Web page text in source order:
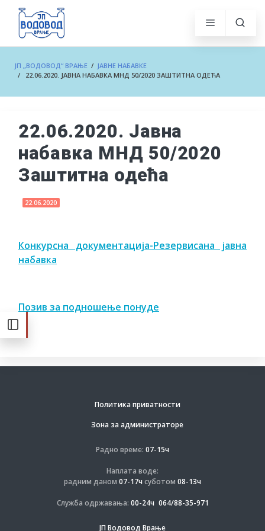
ЈП „ВОДОВОД“ ВРАЊЕ / ЈАВНЕ НАБАВКЕ
/ 22.06.2020. ЈАВНА НАБАВКА МНД 50/2020 ЗАШТИТНА ОДЕЋА
22.06.2020. Јавна
набавка МНД 50/2020
Заштитна одећа
22.06.2020
Конкурсна документација-Резервисана јавна
набавка
Позив за подношење понуде
Политика приватности
Зона за администраторе
Радно време: 07-15ч
Наплата воде:
радним даном 07-17ч суботом 08-13ч
Служба одржавања: 00-24ч 064/88-35-971
ЈП Водовод Врање